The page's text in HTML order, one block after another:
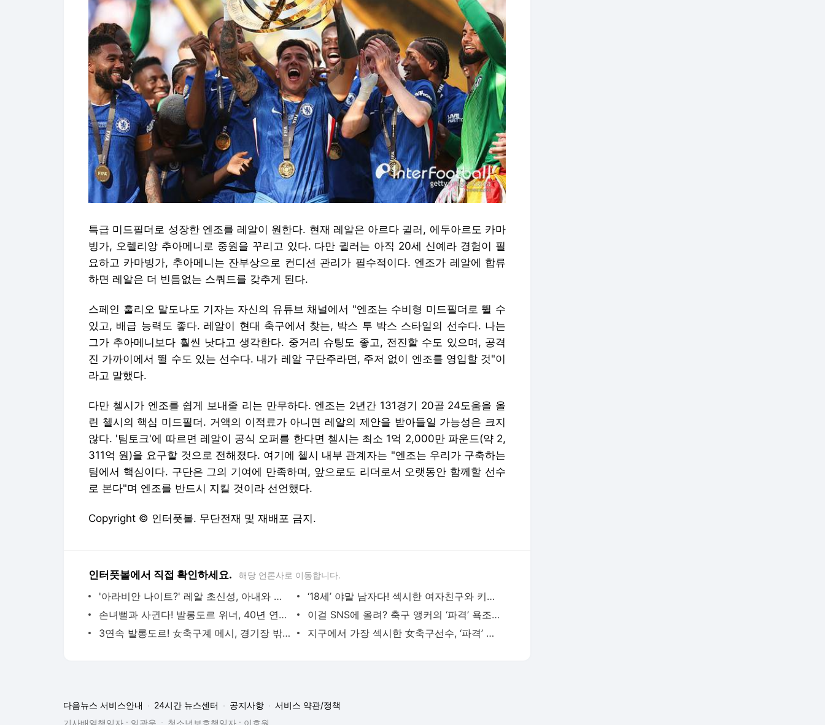
특급 미드필더로 성장한 엔조를 레알이 원한다. 현재 레알은 아르다 귈러, 에두아르도 카마
빙가, 오렐리앙 추아메니로 중원을 꾸리고 있다. 다만 귈러는 아직 20세 신예라 경험이 필
요하고 카마빙가, 추아메니는 잔부상으로 컨디션 관리가 필수적이다. 엔조가 레알에 합류
하면 레알은 더 빈틈없는 스쿼드를 갖추게 된다.
스페인 훌리오 말도나도 기자는 자신의 유튜브 채널에서 "엔조는 수비형 미드필더로 뛸 수
있고, 배급 능력도 좋다. 레알이 현대 축구에서 찾는, 박스 투 박스 스타일의 선수다. 나는
그가 추아메니보다 훨씬 낫다고 생각한다. 중거리 슈팅도 좋고, 전진할 수도 있으며, 공격
진 가까이에서 뛸 수도 있는 선수다. 내가 레알 구단주라면, 주저 없이 엔조를 영입할 것"이
라고 말했다.
다만 첼시가 엔조를 쉽게 보내줄 리는 만무하다. 엔조는 2년간 131경기 20골 24도움을 올
린 첼시의 핵심 미드필더. 거액의 이적료가 아니면 레알의 제안을 받아들일 가능성은 크지
않다. '팀토크'에 따르면 레알이 공식 오퍼를 한다면 첼시는 최소 1억 2,000만 파운드(약 2,
311억 원)을 요구할 것으로 전해졌다. 여기에 첼시 내부 관계자는 "엔조는 우리가 구축하는
팀에서 핵심이다. 구단은 그의 기여에 만족하며, 앞으로도 리더로서 오랫동안 함께할 선수
로 본다"며 엔조를 반드시 지킬 것이라 선언했다.
Copyright © 인터풋볼. 무단전재 및 재배포 금지.
인터풋볼에서 직접 확인하세요. 해당 언론사로 이동합니다.
'아라비안 나이트?' 레알 초신성, 아내와 휴가 제대로 즐긴다! - 인터풋볼
‘18세’ 야말 남자다! 섹시한 여자친구와 키스 사진을 SNS에? - 인터풋볼
손녀뻘과 사귄다! 발롱도르 위너, 40년 연하 섹시 여친 공개 - 인터풋볼
이걸 SNS에 올려? 축구 앵커의 ‘파격’ 욕조 사진 화제 - 인터풋볼
3연속 발롱도르! 女축구계 메시, 경기장 밖 섹시미 대공개 - 인터풋볼
지구에서 가장 섹시한 女축구선수, ‘파격’ 란제리 입고 포즈 - 인터풋볼
다음뉴스 서비스안내 24시간 뉴스센터 공지사항
서비스 약관/정책
기사배열책임자 : 임광욱
청소년보호책임자 : 이호원